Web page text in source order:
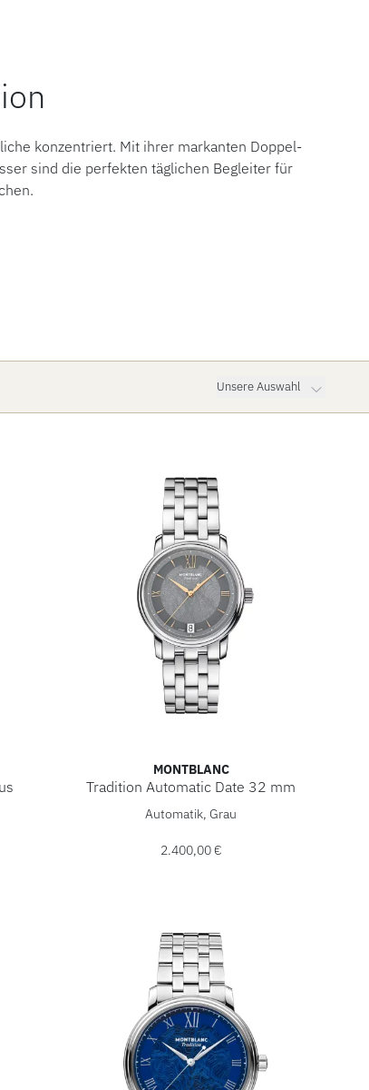
konzentriert. Mit ihrer markanten Doppel-
sind die perfekten täglichen Begleiter für
Unsere Auswahl
MONTBLANC
Tradition Automatic Date 32 mm
Montblanc Tradition Automatic Date 32
Automatik, Grau
2.400,00 €